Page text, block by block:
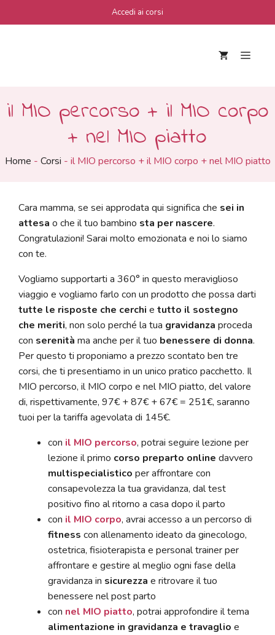
al
Accedi ai corsi
il MIO percorso + il MIO corpo
+ nel MIO piatto
Home - Corsi - il MIO percorso + il MIO corpo + nel MIO piatto
Cara mamma, se sei approdata qui significa che sei in
attesa o che il tuo bambino sta per nascere.
Congratulazioni! Sarai molto emozionata e noi lo siamo
con te.
Vogliamo supportarti a 360° in questo meraviglioso
viaggio e vogliamo farlo con un prodotto che possa darti
tutte le risposte che cerchi e tutto il sostegno
che meriti, non solo perché la tua gravidanza proceda
con serenità ma anche per il tuo benessere di donna.
Per questo ti proponiamo a prezzo scontato ben tre
corsi, che ti presentiamo in un unico pratico pacchetto. Il
MIO percorso, il MIO corpo e nel MIO piatto, del valore
di, rispettivamente, 97€ + 87€ + 67€ = 251€, saranno
tuoi per la tariffa agevolata di 145€.
con il MIO percorso, potrai seguire lezione per
lezione il primo corso preparto online davvero
multispecialistico per affrontare con
consapevolezza la tua gravidanza, dal test
positivo fino al ritorno a casa dopo il parto
con il MIO corpo, avrai accesso a un percorso di
fitness con allenamento ideato da ginecologo,
ostetrica, fisioterapista e personal trainer per
affrontare e gestire al meglio ogni fase della
gravidanza in sicurezza e ritrovare il tuo
benessere nel post parto
con nel MIO piatto, potrai approfondire il tema
alimentazione in gravidanza e travaglio e